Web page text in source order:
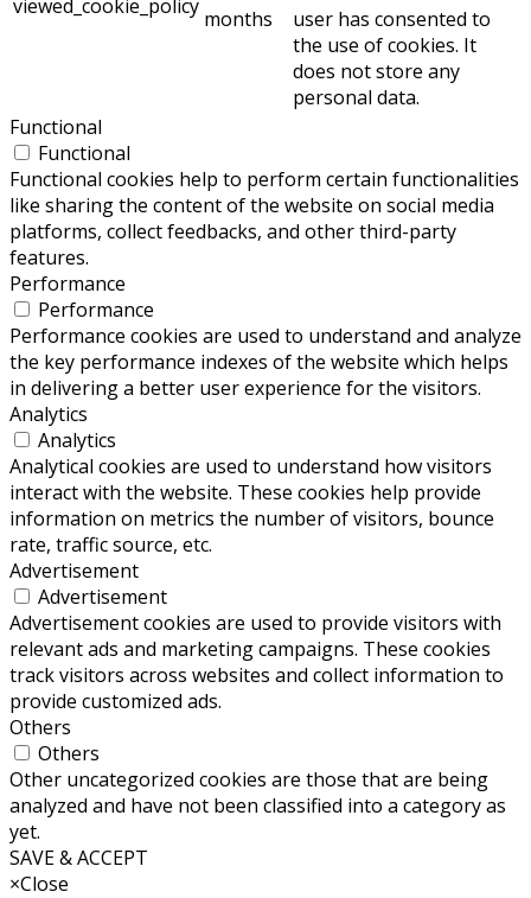
viewed_cookie_policy months
user has consented to
the use of cookies. It
does not store any
personal data.
Functional
Functional
Functional cookies help to perform certain functionalities
like sharing the content of the website on social media
platforms, collect feedbacks, and other third-party
features.
Performance
Performance
Performance cookies are used to understand and analyze
the key performance indexes of the website which helps
in delivering a better user experience for the visitors.
Analytics
Analytics
Analytical cookies are used to understand how visitors
interact with the website. These cookies help provide
information on metrics the number of visitors, bounce
rate, traffic source, etc.
Advertisement
Advertisement
Advertisement cookies are used to provide visitors with
relevant ads and marketing campaigns. These cookies
track visitors across websites and collect information to
provide customized ads.
Others
Others
Other uncategorized cookies are those that are being
analyzed and have not been classified into a category as
yet.
SAVE & ACCEPT
×Close